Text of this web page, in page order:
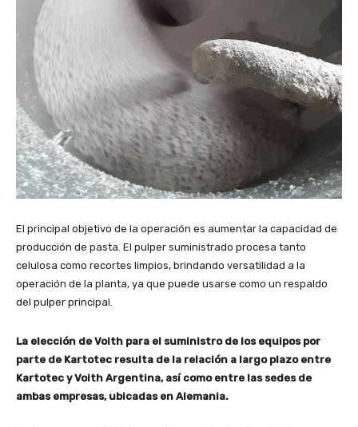
El principal objetivo de la operación es aumentar la capacidad de
producción de pasta. El pulper suministrado procesa tanto
celulosa como recortes limpios, brindando versatilidad a la
operación de la planta, ya que puede usarse como un respaldo
del pulper principal.
La elección de Voith para el suministro de los equipos por
parte de Kartotec resulta de la relación a largo plazo entre
Kartotec y Voith Argentina, así como entre las sedes de
ambas empresas, ubicadas en Alemania.